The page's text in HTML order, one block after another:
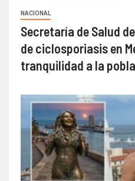
NACIONAL
Secretaría de Salud
de ciclosporiasis en
tranquilidad a la